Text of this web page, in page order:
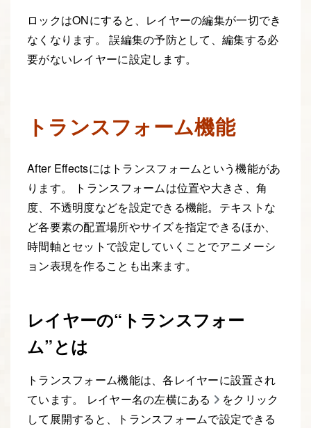
ロックはONにすると、レイヤーの編集が一切でき
なくなります。 誤編集の予防として、編集する必
要がないレイヤーに設定します。
トランスフォーム機能
After Effectsにはトランスフォームという機能があ
ります。 トランスフォームは位置や大きさ、角
度、不透明度などを設定できる機能。テキストな
ど各要素の配置場所やサイズを指定できるほか、
時間軸とセットで設定していくことでアニメーシ
ョン表現を作ることも出来ます。
レイヤーの“トランスフォー
ム”とは
トランスフォーム機能は、各レイヤーに設置され
ています。 レイヤー名の左横にある
をクリック
して展開すると、トランスフォームで設定できる